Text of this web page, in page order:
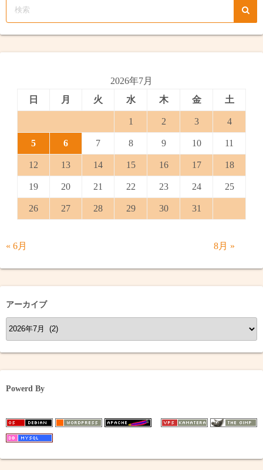
2026年7月
日
月 火 水 木 金 土
1 2 3 4
5 6 7 8 9 10 11
12 13 14 15 16 17 18
19 20 21 22 23 24 25
26 27 28 29 30 31
« 6月 8月 »
アーカイブ
ア
ー
カ
イ
ブ
Powerd By